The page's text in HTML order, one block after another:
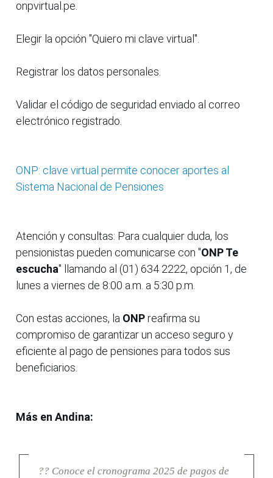
onpvirtual.pe.
Elegir la opción "Quiero mi clave virtual".
Registrar los datos personales.
Validar el código de seguridad enviado al correo
electrónico registrado.
ONP: clave virtual permite conocer aportes al
Sistema Nacional de Pensiones
Atención y consultas: Para cualquier duda, los
pensionistas pueden comunicarse con "ONP Te
escucha" llamando al (01) 634 2222, opción 1, de
lunes a viernes de 8:00 a.m. a 5:30 p.m.
Con estas acciones, la ONPreafirma su
compromiso de garantizar un acceso seguro y
eficiente al pago de pensiones para todos sus
beneficiarios.
Más en Andina:
?? Conoce el cronograma 2025 de pagos de